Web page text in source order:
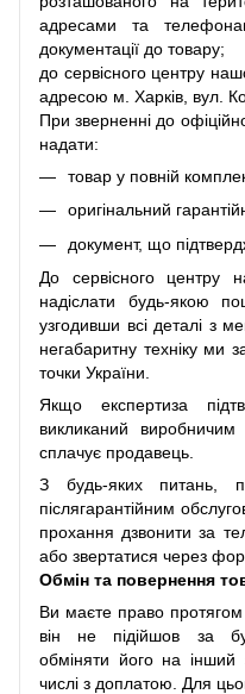
адресами та
документації до товару;
до сервісного центру
адресою м. Харків, вул.
При зверненні до
надати:
товар у повній
оригінальний
документ, що
До сервісного центру
надіслати будь-якою
узгодивши всі деталі з
негабаритну техніку ми
точки України.
Якщо експертиза
викликаний
сплачує продавець.
З будь-яких питань,
післягарантійним
прохання дзвонити за
або звертатися через
Обмін та повернення
Ви маєте право
він не підійшов за
обміняти його на
числі з доплатою. Для